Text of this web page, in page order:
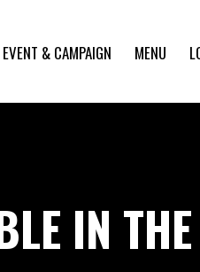
EVENT & CAMPAIGN MENU
IN